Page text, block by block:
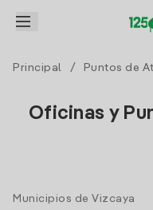
Principal / Puntos de
Oficinas y
Municipios de Vizcaya